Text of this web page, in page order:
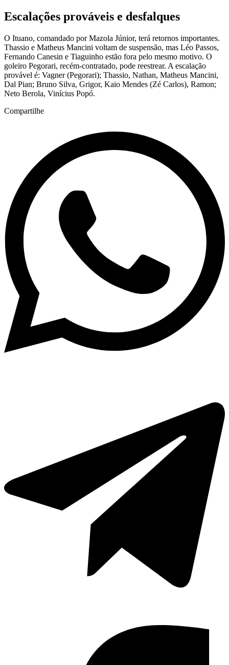
Escalações prováveis e desfalques
O Ituano, comandado por Mazola Júnior, terá retornos importantes.
Thassio e Matheus Mancini voltam de suspensão, mas Léo Passos,
Fernando Canesin e Tiaguinho estão fora pelo mesmo motivo. O
goleiro Pegorari, recém-contratado, pode reestrear. A escalação
provável é: Vagner (Pegorari); Thassio, Nathan, Matheus Mancini,
Dal Pian; Bruno Silva, Grigor, Kaio Mendes (Zé Carlos), Ramon;
Neto Berola, Vinícius Popó.
Compartilhe